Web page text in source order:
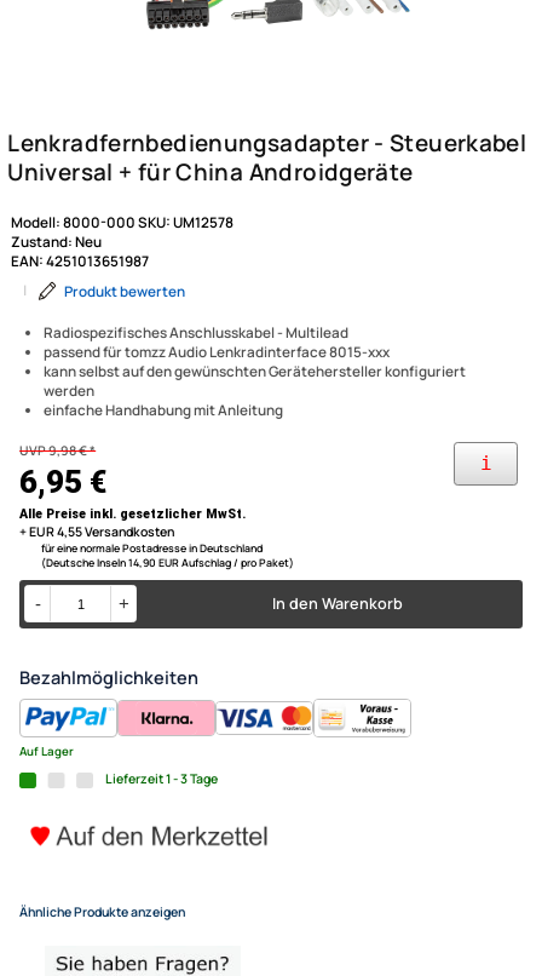
Universal + für China
passend für tomzz Audio Lenkradinterface 8015-xxx
kann selbst auf den gewünschten Gerätehersteller konfiguriert
werden
einfache Handhabung mit Anleitung
Modell:
Zustand:Neu
EAN:4251013651987
Produkt bewerten
UVP 9,98 € *
6,95 €
Alle Preise inkl. gesetzlicher MwSt.
+ EUR 4,55 Versandkosten
(Deutsche Inseln 14,90 EUR Aufschlag / pro Paket)
Bezahlmöglichkeiten